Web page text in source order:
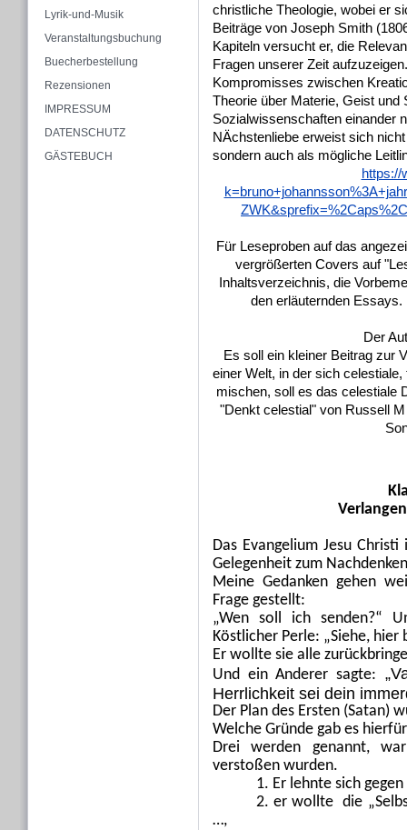
Lyrik-und-Musik
Veranstaltungsbuchung
Buecherbestellung
Rezensionen
IMPRESSUM
DATENSCHUTZ
GÄSTEBUCH
christliche Theologie, wobei er
Beiträge von Joseph Smith
Kapiteln versucht er, die
Fragen unserer Zeit
Kompromisses zwischen
Theorie über Materie, Geist und
Sozialwissenschaften einander
NÄchstenliebe erweist sich
sondern auch als mögliche
https://
Für Leseproben auf das
vergrößerten Covers auf
Inhaltsverzeichnis, die
den erläuternden
Der
Es soll ein kleiner Beitrag zur
einer Welt, in der sich
mischen, soll es das celestiale
"Denkt celestial" von Russell
Das Evangelium Jesu
Gelegenheit zum
Meine Gedanken gehen
Frage gestellt:
„Wen soll ich senden?“
Köstlicher Perle: „Siehe, hier
Er wollte sie alle
Und ein Anderer sagte:
Herrlichkeit sei dein
Der Plan des Ersten (Satan)
Welche Gründe gab es
Drei werden genannt,
verstoßen wurden.
1. Er lehnte sich
2. er wollte die
…,